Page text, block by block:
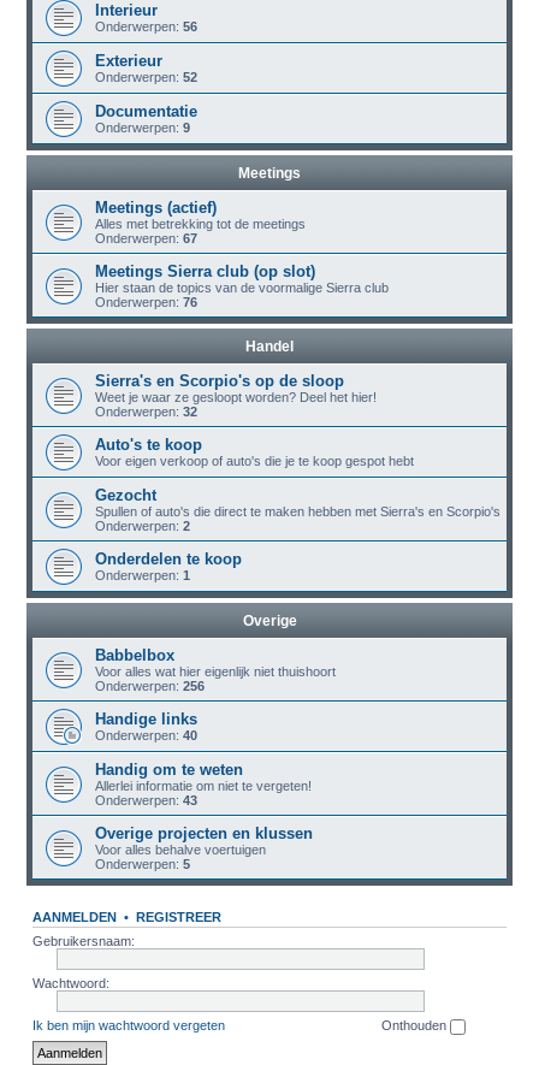
Interieur
Onderwerpen: 56
Exterieur
Onderwerpen: 52
Documentatie
Onderwerpen: 9
Meetings
Meetings (actief)
Alles met betrekking tot de meetings
Onderwerpen: 67
Meetings Sierra club (op slot)
Hier staan de topics van de voormalige Sierra club
Onderwerpen: 76
Handel
Sierra's en Scorpio's op de sloop
Weet je waar ze gesloopt worden? Deel het hier!
Onderwerpen: 32
Auto's te koop
Voor eigen verkoop of auto's die je te koop gespot hebt
Gezocht
Spullen of auto's die direct te maken hebben met Sierra's en Scorpio's
Onderwerpen: 2
Onderdelen te koop
Onderwerpen: 1
Overige
Babbelbox
Voor alles wat hier eigenlijk niet thuishoort
Onderwerpen: 256
Handige links
Onderwerpen: 40
Handig om te weten
Allerlei informatie om niet te vergeten!
Onderwerpen: 43
Overige projecten en klussen
Voor alles behalve voertuigen
Onderwerpen: 5
AANMELDEN• REGISTREER
Gebruikersnaam:
Wachtwoord:
Ik ben mijn wachtwoord vergeten Onthouden